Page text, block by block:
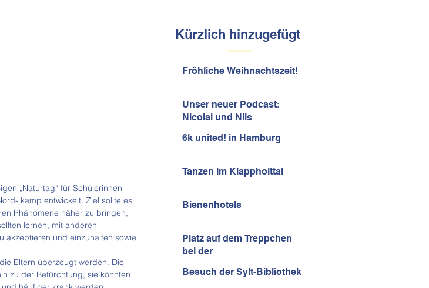
Kürzlich hinzugefügt
Fröhliche Weihnachtszeit!
Unser neuer Podcast:
Nicolai und Nils
6k united! in Hamburg
Tanzen im Klappholttal
Bienenhotels
Platz auf dem Treppchen
bei der
Besuch der Sylt-Bibliothek
„Naturtag“ für Schülerinnen
kamp entwickelt. Ziel sollte es
Phänomene näher zu bringen,
lernen, mit anderen
akzeptieren und einzuhalten sowie
Eltern überzeugt werden. Die
zu der Befürchtung, sie könnten